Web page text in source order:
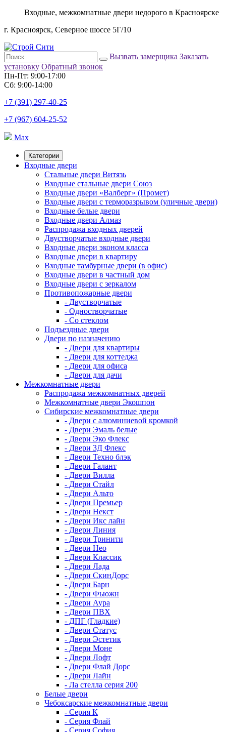
Входные, межкомнатные двери недорого в Красноярске
г. Красноярск, Северное шоссе 5Г/10
Вызвать замерщика Заказать
установку Обратный звонок
Пн-Пт: 9:00-17:00
Сб: 9:00-14:00
+7 (391) 297-40-25
+7 (967) 604-25-52
Max
Категории
Входные двери
Стальные двери Витязь
Входные стальные двери Союз
Входные двери «Валберг» (Промет)
Входные двери с терморазрывом (уличные двери)
Входные белые двери
Входные двери Алмаз
Распродажа входных дверей
Двустворчатые входные двери
Входные двери эконом класса
Входные двери в квартиру
Входные тамбурные двери (в офис)
Входные двери в частный дом
Входные двери с зеркалом
Противопожарные двери
- Двустворчатые
- Одностворчатые
- Со стеклом
Подъездные двери
Двери по назначению
- Двери для квартиры
- Двери для коттеджа
- Двери для офиса
- Двери для дачи
Межкомнатные двери
Распродажа межкомнатных дверей
Межкомнатные двери Экошпон
Сибирские межкомнатные двери
- Двери с алюминиевой кромкой
- Двери Эмаль белые
- Двери Эко Флекс
- Двери 3Д Флекс
- Двери Техно блэк
- Двери Галант
- Двери Вилла
- Двери Стайл
- Двери Альто
- Двери Премьер
- Двери Некст
- Двери Икс лайн
- Двери Линия
- Двери Тринити
- Двери Нео
- Двери Классик
- Двери Лада
- Двери СкинДорс
- Двери Барн
- Двери Фьюжн
- Двери Аура
- Двери ПВХ
- ДПГ (Гладкие)
- Двери Статус
- Двери Эстетик
- Двери Моне
- Двери Лофт
- Двери Флай Дорс
- Двери Лайн
- Ла стелла серия 200
Белые двери
Чебоксарские межкомнатные двери
- Серия К
- Серия Флай
- Серия София